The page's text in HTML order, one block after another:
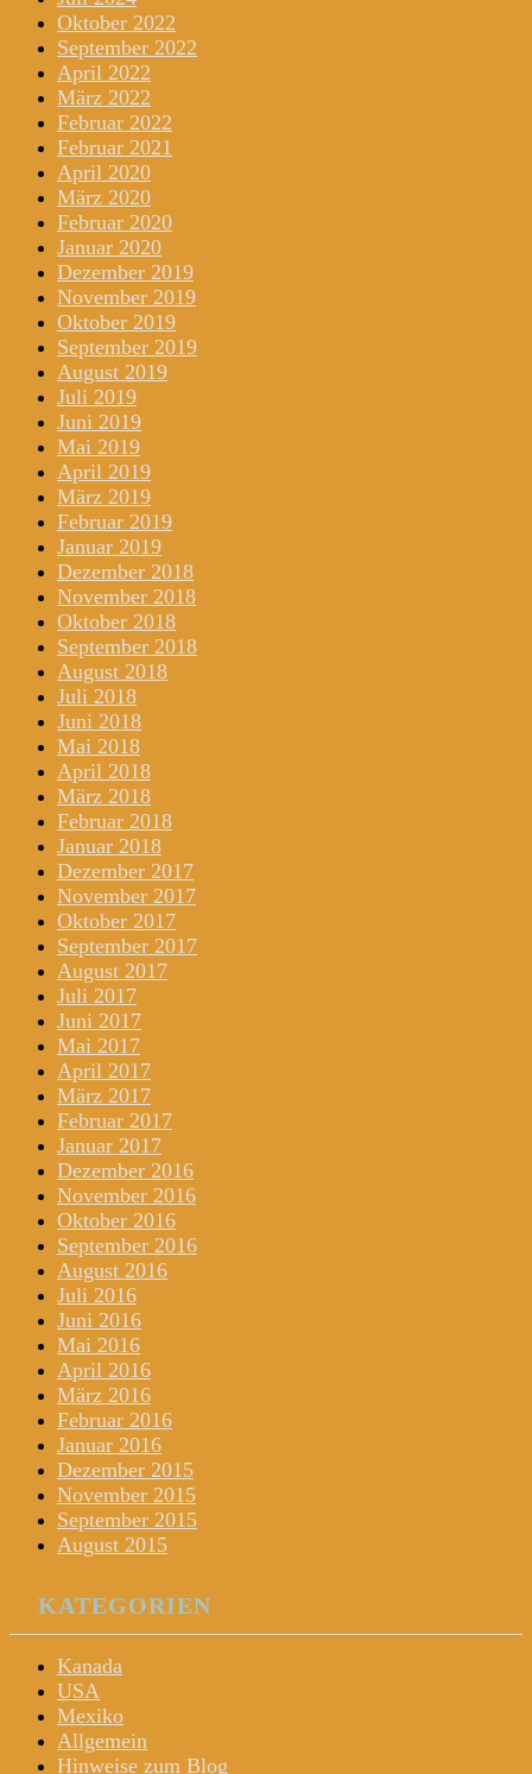
Oktober 2022
September 2022
April 2022
März 2022
Februar 2022
Februar 2021
April 2020
März 2020
Februar 2020
Januar 2020
Dezember 2019
November 2019
Oktober 2019
September 2019
August 2019
Juli 2019
Juni 2019
Mai 2019
April 2019
März 2019
Februar 2019
Januar 2019
Dezember 2018
November 2018
Oktober 2018
September 2018
August 2018
Juli 2018
Juni 2018
Mai 2018
April 2018
März 2018
Februar 2018
Januar 2018
Dezember 2017
November 2017
Oktober 2017
September 2017
August 2017
Juli 2017
Juni 2017
Mai 2017
April 2017
März 2017
Februar 2017
Januar 2017
Dezember 2016
November 2016
Oktober 2016
September 2016
August 2016
Juli 2016
Juni 2016
Mai 2016
April 2016
März 2016
Februar 2016
Januar 2016
Dezember 2015
November 2015
September 2015
August 2015
KATEGORIEN
Kanada
USA
Mexiko
Allgemein
Hinweise zum Blog